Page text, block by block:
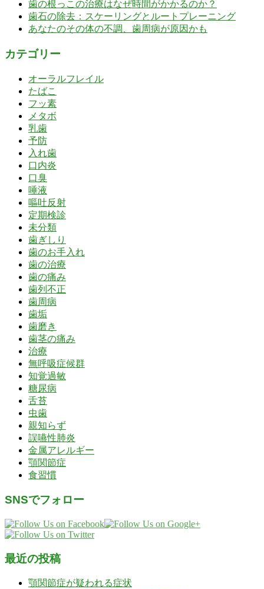
歯の根っこの治療はなぜ時間がかかるのか？
歯石の除去：スケーリングとルートプレーニング
あなたのその体の不調、歯周病が原因かも
カテゴリー
オーラルフレイル
たばこ
フッ素
メタボ
乳歯
予防
入れ歯
口内炎
口臭
唾液
嘔吐反射
定期検診
未分類
歯ぎしり
歯のお手入れ
歯の治療
歯の痛み
歯列不正
歯周病
歯垢
歯磨き
歯茎の痛み
治療
無呼吸症候群
知覚過敏
糖尿病
舌苔
虫歯
親知らず
誤嚥性肺炎
金属アレルギー
顎関節症
食習慣
SNSでフォロー
最近の投稿
顎関節症が疑われる症状